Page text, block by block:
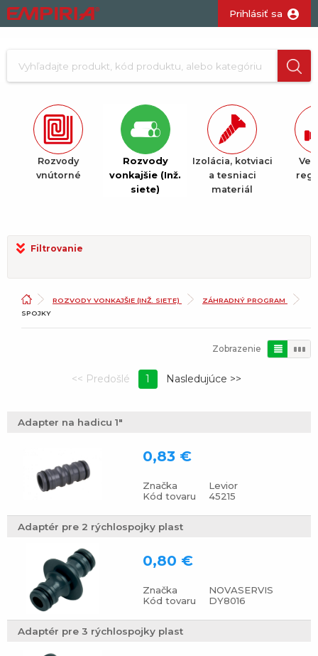
Prihlásiť sa
Rozvody
vnútorné
Rozvody
vonkajšie (Inž.
siete)
Izolácia, kotviaci
a tesniaci
materiál
Filtrovanie
ROZVODY VONKAJŠIE (INŽ. SIETE)
ZÁHRADNÝ PROGRAM
SPOJKY
Zobrazenie
1
Adapter na hadicu 1"
Značka
Levior
Kód tovaru
45215
0,83 €
Adaptér pre 2 rýchlospojky plast
Značka
NOVASERVIS
Kód tovaru
DY8016
0,80 €
Adaptér pre 3 rýchlospojky plast